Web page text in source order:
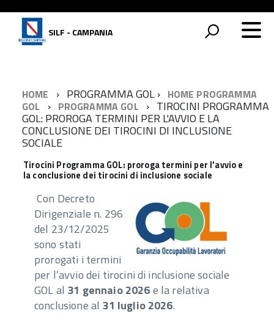
SILF - CAMPANIA
HOME PROGRAMMA GOL
HOME PROGRAMMA
GOL
PROGRAMMA GOL TIROCINI PROGRAMMA
GOL: PROROGA TERMINI PER L'AVVIO E LA
CONCLUSIONE DEI TIROCINI DI INCLUSIONE
SOCIALE
Tirocini Programma GOL: proroga termini per l'avvio e
la conclusione dei tirocini di inclusione sociale
Con Decreto
Dirigenziale n. 296
del 23/12/2025
sono stati
prorogati i termini
per l’avvio dei tirocini di inclusione sociale
GOL al 31 gennaio 2026e la relativa
conclusione al 31 luglio 2026.